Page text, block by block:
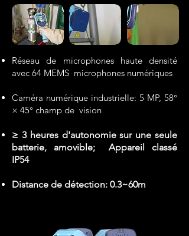
Réseau de microphones haute densité
avec 64 MEMS microphones numériques
Caméra numérique industrielle: 5 MP, 58°
× 45° champ de vision
≥ 3 heures d'autonomie sur une seule
batterie, amovible; Appareil classé
IP54
Distance de détection: 0.3~60m